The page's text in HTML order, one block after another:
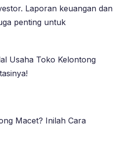
Laporan keuangan dan
penting untuk
Usaha Toko Kelontong
Macet? Inilah Cara